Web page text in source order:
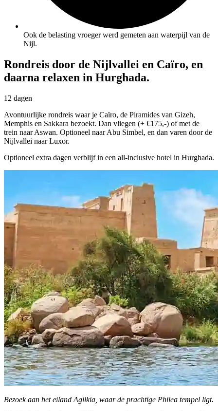
Ook de belasting vroeger werd gemeten aan waterpijl van de
Nijl.
Rondreis door de Nijlvallei en Caïro, en
daarna relaxen in Hurghada.
12 dagen
Avontuurlijke rondreis waar je Caïro, de Piramides van Gizeh,
Memphis en Sakkara bezoekt. Dan vliegen (+ €175,-) of met de
trein naar Aswan. Optioneel naar Abu Simbel, en dan varen door de
Nijlvallei naar Luxor.
Optioneel extra dagen verblijf in een all-inclusive hotel in Hurghada.
Bezoek aan het eiland Agilkia, waar de prachtige Philea tempel ligt.